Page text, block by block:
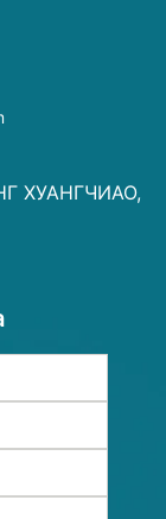
ХУАНГЧИАО,